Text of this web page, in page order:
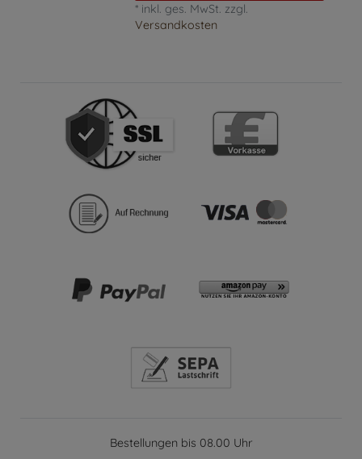
* inkl. ges. MwSt. zzgl.
Versandkosten
Bestellungen bis 08.00 Uhr